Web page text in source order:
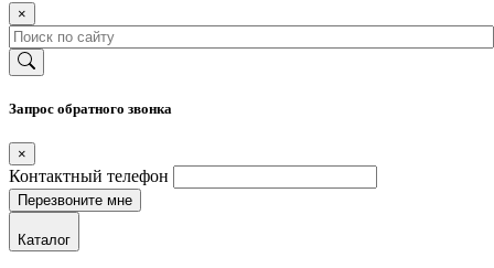
×
Запрос обратного звонка
×
Контактный телефон
Каталог